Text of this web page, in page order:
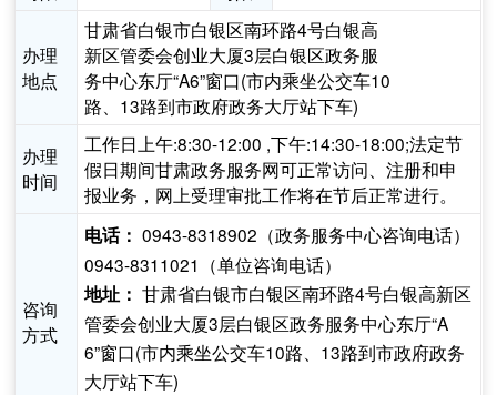
办理
地点
甘肃省白银市白银区南环路4号白银高
新区管委会创业大厦3层白银区政务服
务中心东厅“A6”窗口(市内乘坐公交车10
路、13路到市政府政务大厅站下车)
办理
时间
工作日上午:8:30-12:00 ,下午:14:30-18:00;法定节
假日期间甘肃政务服务网可正常访问、注册和申
报业务，网上受理审批工作将在节后正常进行。
咨询
方式
电话： 0943-8318902（政务服务中心咨询电话）
0943-8311021（单位咨询电话）
地址： 甘肃省白银市白银区南环路4号白银高新区
管委会创业大厦3层白银区政务服务中心东厅“A
6”窗口(市内乘坐公交车10路、13路到市政府政务
大厅站下车)